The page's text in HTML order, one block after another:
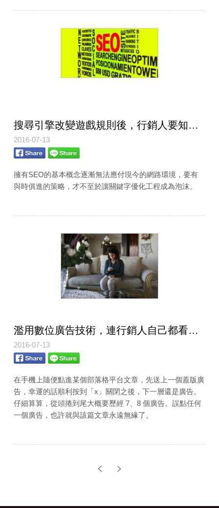
搜尋引擎改變遊戲規則後，行銷人要知道的五個SEO新思維
2016-07-13
擁有SEO的基本概念逐漸無法應付現今的網路環境，要有
與時俱進的策略，才不至於讓關鍵字優化工程成為泡沫。
濫用數位廣告技術，連行銷人自己都看不下去了
2016-07-13
在手機上隨便點進某個部落格平台文章，先送上一個蓋版廣
告，幸運的話順利按到「x」關閉之後，下一層還是廣告。
仔細算算，從頭捲到尾大概要歷經 7、8 個廣告。誤點任何
一個廣告，也許就與該篇文章永遠無緣了。